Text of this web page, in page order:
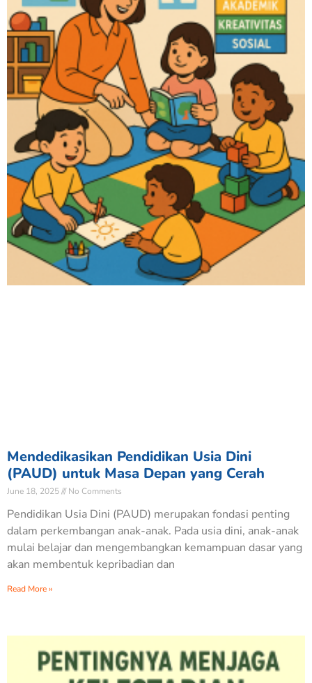
Mendedikasikan Pendidikan Usia Dini
(PAUD) untuk Masa Depan yang Cerah
June 18, 2025 No Comments
Pendidikan Usia Dini (PAUD) merupakan fondasi penting
dalam perkembangan anak-anak. Pada usia dini, anak-anak
mulai belajar dan mengembangkan kemampuan dasar yang
akan membentuk kepribadian dan
Read More »